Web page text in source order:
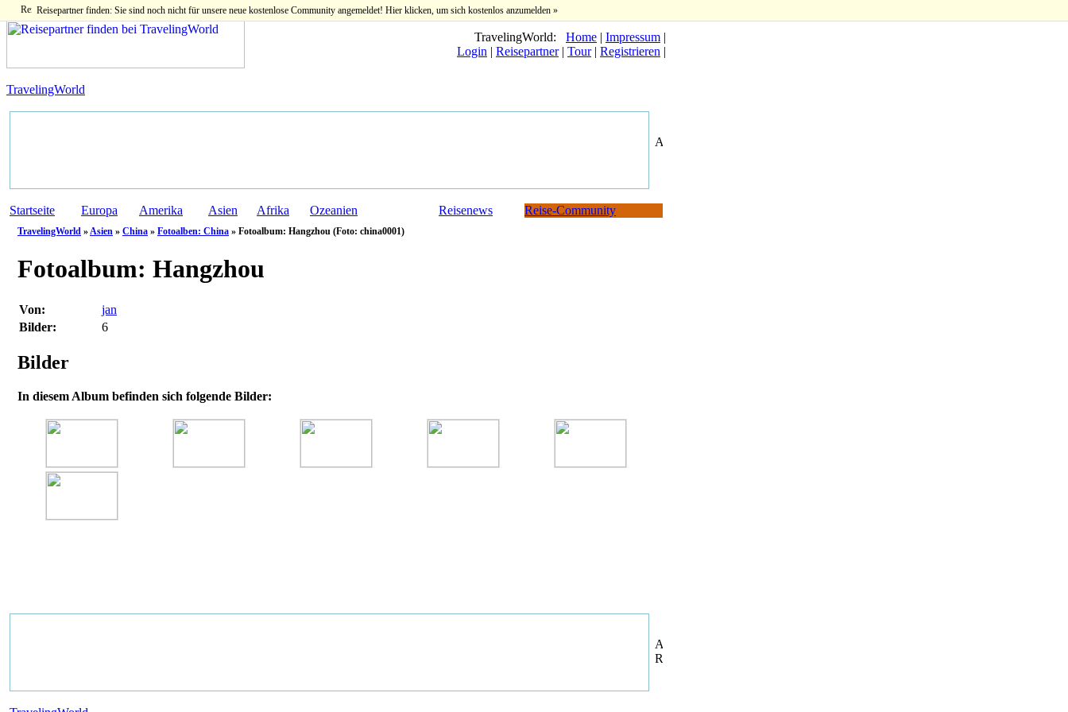
Reisepartner finden: Sie sind noch nicht für unsere neue kostenlose Community angemeldet! Hier klicken, um sich kostenlos anzumelden »
TravelingWorld: Home | Impressum |
Login | Reisepartner| Tour| Registrieren |
TravelingWorld
Startseite Europa Amerika Asien Afrika Ozeanien Reisenews Reise-Community
TravelingWorld »Asien » China » Fotoalben: China » Fotoalbum: Hangzhou (Foto: china0001)
Fotoalbum: Hangzhou
Von:
jan
Bilder:
6
Bilder
In diesem Album befinden sich folgende Bilder: